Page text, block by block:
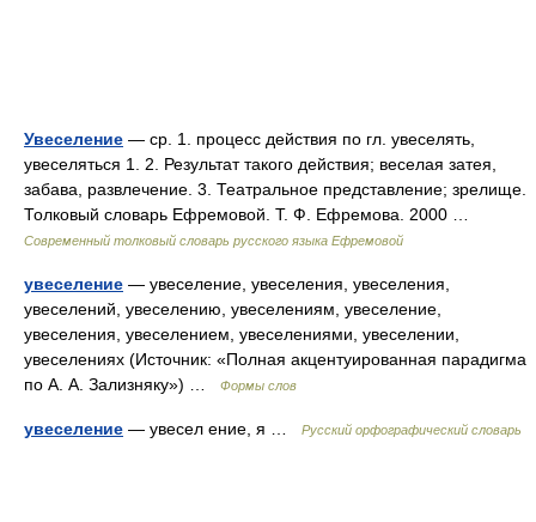
Увеселение — ср. 1. процесс действия по гл. увеселять,
увеселяться 1. 2. Результат такого действия; веселая затея,
забава, развлечение. 3. Театральное представление; зрелище.
Толковый словарь Ефремовой. Т. Ф. Ефремова. 2000 …
Современный толковый словарь русского языка Ефремовой
увеселение — увеселение, увеселения, увеселения,
увеселений, увеселению, увеселениям, увеселение,
увеселения, увеселением, увеселениями, увеселении,
увеселениях (Источник: «Полная акцентуированная парадигма
по А. А. Зализняку») …
Формы слов
увеселение — увесел ение, я … Русский орфографический словарь